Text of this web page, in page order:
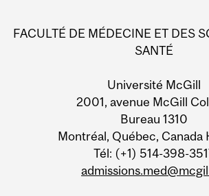
FACULTÉ DE MÉDECINE ET DES
SANTÉ
Université McGill
2001, avenue McGill
Bureau 1310
Montréal, Québec, Canada
Tél: (+1) 514-398-